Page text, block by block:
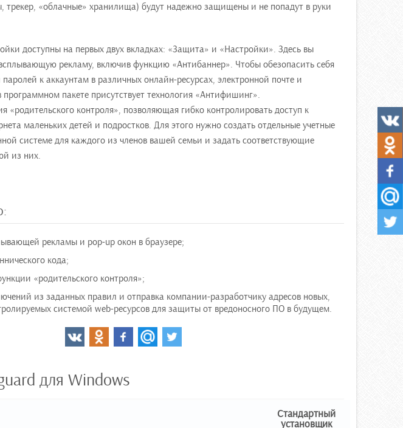
трекер, «облачные» хранилища) будут надежно защищены и не попадут в руки
доступны на первых двух вкладках: «Защита» и «Настройки». Здесь вы
рекламу, включив функцию «Антибаннер». Чтобы обезопасить себя
к аккаунтам в различных онлайн-ресурсах, электронной почте и
программном пакете присутствует технология «Антифишинг».
«родительского контроля», позволяющая гибко контролировать доступ к
маленьких детей и подростков. Для этого нужно создать отдельные учетные
системе для каждого из членов вашей семьи и задать соответствующие
из них.
рекламы и pop-up окон в браузере;
кода;
«родительского контроля»;
из заданных правил и отправка компании-разработчику адресов новых,
системой web-ресурсов для защиты от вредоносного ПО в будущем.
для Windows
Стандартный
установщик